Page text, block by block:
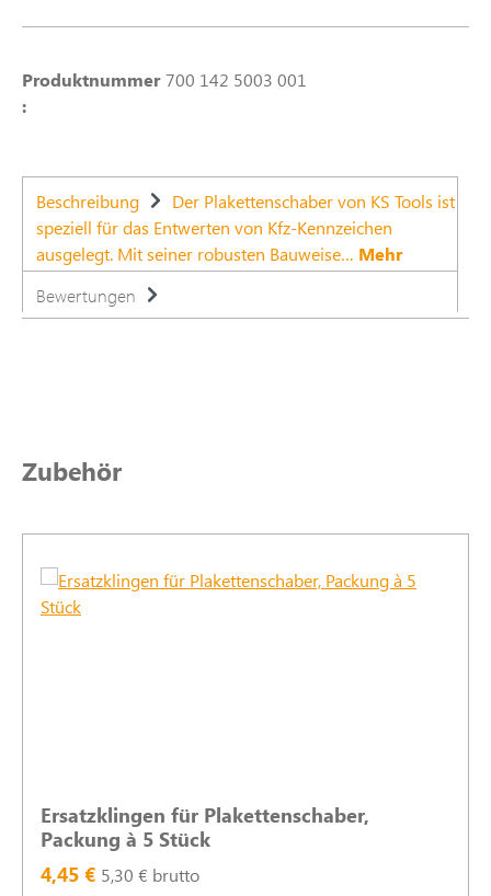
Produktnummer
:
700 142 5003 001
Beschreibung
Der Plakettenschaber von KS Tools ist
speziell für das Entwerten von Kfz-Kennzeichen
ausgelegt. Mit seiner robusten Bauweise… Mehr
Bewertungen
Produktgalerie überspringen
Zubehör
Ersatzklingen für Plakettenschaber,
Packung à 5 Stück
4,45 € 5,30 € brutto